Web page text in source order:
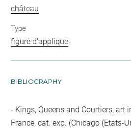
château
Type
figure d'applique
BIBLIOGRAPHY
Kings, Queens and Courtiers, art
France, cat. exp. (Chicago (Etats-